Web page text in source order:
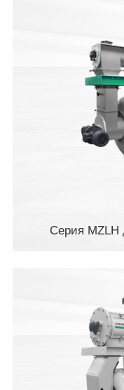
Серия MZLH